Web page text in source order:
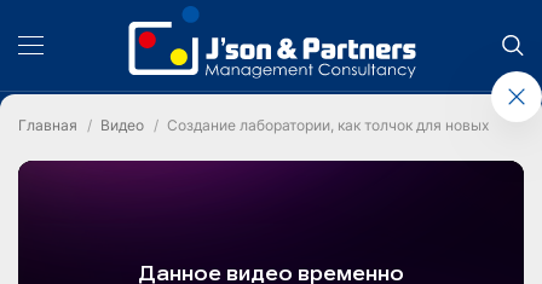
Главная Видео Создание лаборатории, как толчок для новых